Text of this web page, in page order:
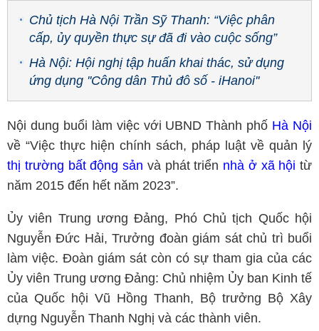
Chủ tịch Hà Nội Trần Sỹ Thanh: “Việc phân
cấp, ủy quyền thực sự đã đi vào cuộc sống”
Hà Nội: Hội nghị tập huấn khai thác, sử dụng
ứng dụng ''Công dân Thủ đô số - iHanoi''
Nội dung buổi làm việc với UBND Thành phố Hà Nội
về “Việc thực hiện chính sách, pháp luật về quản lý
thị trường bất động sản và phát triển nhà ở xã hội từ
năm 2015 đến hết năm 2023”.
Ủy viên Trung ương Đảng, Phó Chủ tịch Quốc hội
Nguyễn Đức Hải, Trưởng đoàn giám sát chủ trì buổi
làm việc. Đoàn giám sát còn có sự tham gia của các
Ủy viên Trung ương Đảng: Chủ nhiệm Ủy ban Kinh tế
của Quốc hội Vũ Hồng Thanh, Bộ trưởng Bộ Xây
dựng Nguyễn Thanh Nghị và các thành viên.